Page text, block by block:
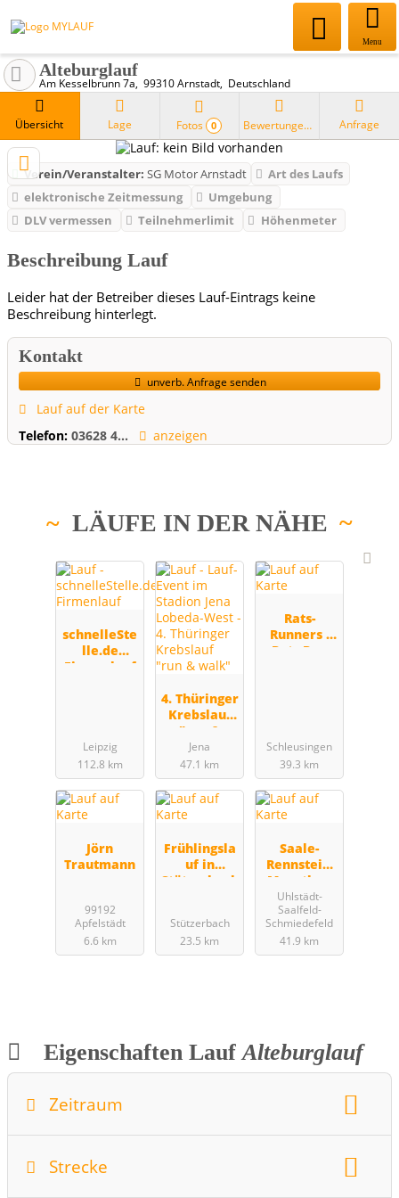
Menu
Alteburglauf
Am Kesselbrunn 7a 99310 Arnstadt Deutschland
Übersicht Lage Fotos 0 Bewertungen Anfrage
Verein/Veranstalter: SG Motor Arnstadt
Art des Laufs
elektronische Zeitmessung
Umgebung
DLV vermessen
Teilnehmerlimit Höhenmeter
Beschreibung Lauf
Leider hat der Betreiber dieses Lauf-Eintrags keine
Beschreibung hinterlegt.
Kontakt
unverb. Anfrage senden
Lauf auf der Karte
Telefon: 03628 4... anzeigen
LÄUFE IN DER NÄHE
schnelleSte
lle.de
Firmenlauf
Leipzig
112.8 km
4. Thüringer
Krebslauf
"run &
walk"
Jena
47.1 km
Rats-
Runners -
Rats Run
Schleusingen
39.3 km
Jörn
Trautmann
99192
Apfelstädt
6.6 km
Frühlingsla
uf in
Stützerbach
Stützerbach
23.5 km
Saale-
Rennsteig-
Marathon
Uhlstädt-
Saalfeld-
Schmiedefeld
41.9 km
Eigenschaften LaufAlteburglauf
Zeitraum
Datum: 30.04.2015
Strecke